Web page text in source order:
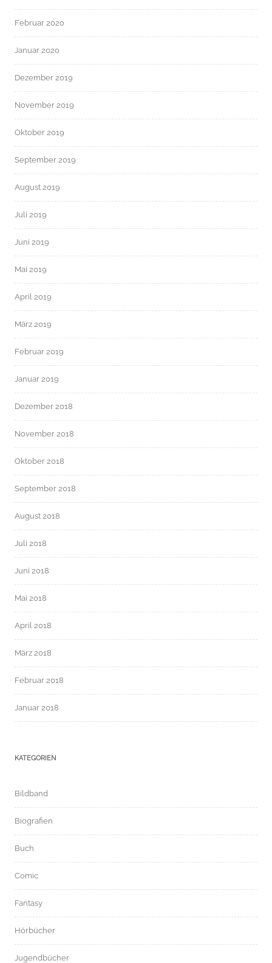
Februar 2020
Januar 2020
Dezember 2019
November 2019
Oktober 2019
September 2019
August 2019
Juli 2019
Juni 2019
Mai 2019
April 2019
März 2019
Februar 2019
Januar 2019
Dezember 2018
November 2018
Oktober 2018
September 2018
August 2018
Juli 2018
Juni 2018
Mai 2018
April 2018
März 2018
Februar 2018
Januar 2018
KATEGORIEN
Bildband
Biografien
Buch
Comic
Fantasy
Hörbücher
Jugendbücher